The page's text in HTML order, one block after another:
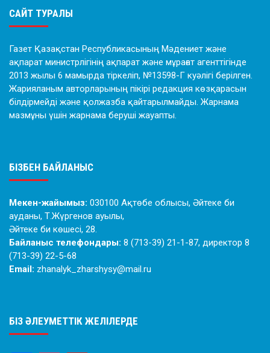
САЙТ ТУРАЛЫ
Газет Қазақстан Республикасының Мәдениет және
ақпарат министрлігінің ақпарат және мұрағат агенттігінде
2013 жылы 6 мамырда тіркеліп, №13598-Г куәлігі берілген.
Жарияланым авторларының пікірі редакция көзқарасын
білдірмейді және қолжазба қайтарылмайды. Жарнама
мазмұны үшін жарнама беруші жауапты.
БІЗБЕН БАЙЛАНЫС
Мекен-жайымыз: 030100 Ақтөбе облысы, Әйтеке би
ауданы, Т.Жүргенов ауылы,
Әйтеке би көшесі, 28.
Байланыс телефондары: 8 (713-39) 21-1-87, директор 8
(713-39) 22-5-68
Email: zhanalyk_zharshysy@mail.ru
БІЗ ӘЛЕУМЕТТІК ЖЕЛІЛЕРДЕ